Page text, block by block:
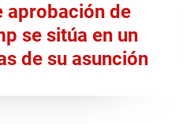
aprobación de
se sitúa en un
de su asunción